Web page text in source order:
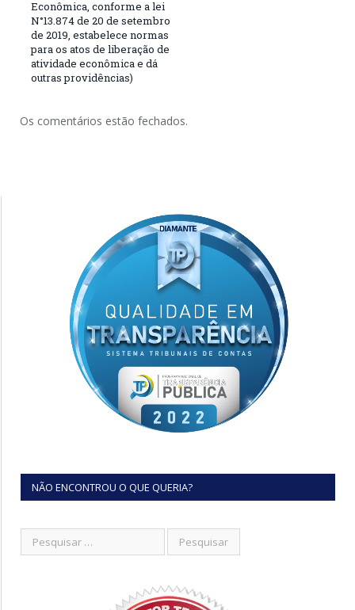
Econômica, conforme a lei
N°13.874 de 20 de setembro
de 2019, estabelece normas
para os atos de liberação de
atividade econômica e dá
outras providências)
Os comentários estão fechados.
NÃO ENCONTROU O QUE QUERIA?